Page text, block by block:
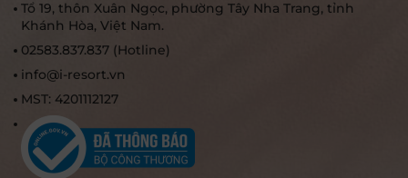
Tổ 19, thôn Xuân Ngọc, phường Tây Nha Trang, tỉnh
Khánh Hòa, Việt Nam.
02583.837.837 (Hotline)
info@i-resort.vn
MST: 4201112127